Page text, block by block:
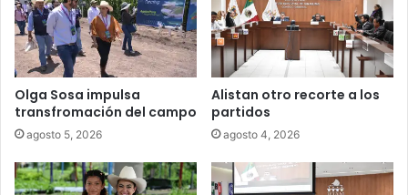
Olga Sosa impulsa
transfromación del campo
agosto 5, 2026
Alistan otro recorte a los
partidos
agosto 4, 2026